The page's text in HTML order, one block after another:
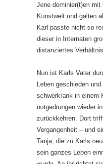
Jene dominier(t)en
Kunstwelt und galten
Karl passte nicht so
dieser in Internaten
distanziertes
Nun ist Karls Vater
Leben geschieden
schwerkrank in einem
notgedrungen wieder
zurückkehren. Dort
Vergangenheit – und
Tanja, die zu Karls
sein ganzes Leben